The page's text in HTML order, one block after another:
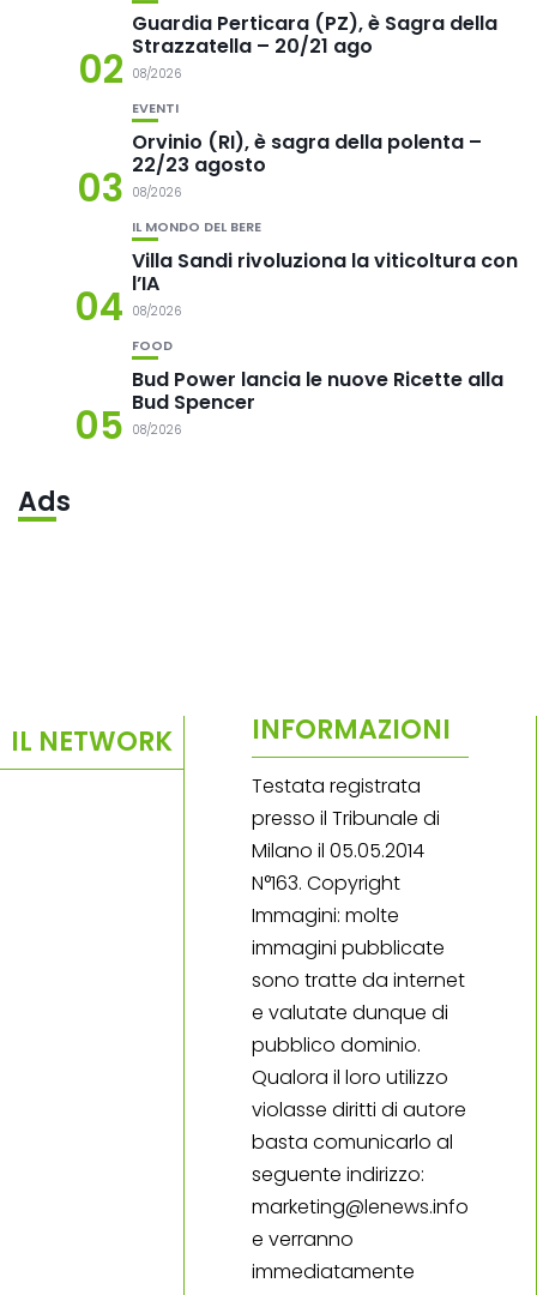
02
Guardia Perticara (PZ), è Sagra della
Strazzatella – 20/21 ago
08/2026
03
EVENTI
Orvinio (RI), è sagra della polenta –
22/23 agosto
08/2026
04
IL MONDO DEL BERE
Villa Sandi rivoluziona la viticoltura con
l’IA
08/2026
05
FOOD
Bud Power lancia le nuove Ricette alla
Bud Spencer
08/2026
Ads
IL NETWORK INFORMAZIONI
Testata registrata
presso il Tribunale di
Milano il 05.05.2014
N°163. Copyright
Immagini: molte
immagini pubblicate
sono tratte da internet
e valutate dunque di
pubblico dominio.
Qualora il loro utilizzo
violasse diritti di autore
basta comunicarlo al
seguente indirizzo:
marketing@lenews.info
e verranno
immediatamente